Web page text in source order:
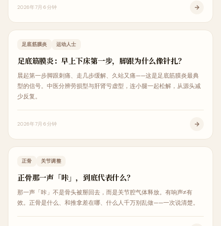
2026年7月6分钟
疼痛解析
足底筋膜炎 运动人士
足底筋膜炎：早上下床第一步，脚跟为什么像针扎？
晨起第一步脚跟刺痛、走几步缓解、久站又痛——这是足底筋膜炎最典
型的信号。中医分辨劳损型与肝肾亏虚型，连小腿一起松解，从源头减
少反复。
2026年7月6分钟
中医治疗
正骨 关节调整
正骨那一声「咔」，到底代表什么？
那一声「咔」不是骨头被掰回去，而是关节腔气体释放。有响声≠有
效。正骨是什么、和推拿差在哪、什么人千万别乱做——一次说清楚。